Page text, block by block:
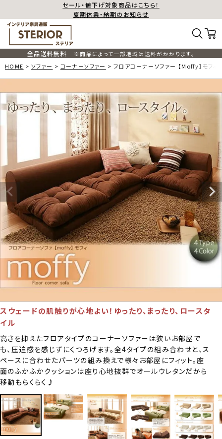
セール・値下げ対象商品はこちら！
夏期休業・納期のお知らせ
全品送料無料
※商品によって一部地域は送料がかかります。
HOME
ソファー コーナーソファー フロアコーナーソファー 【Moffy】モフィ
スウェードの肌触りが心地よい！ゆったり、まったり、ロースタ
イル
高さを抑えたフロアタイプのコーナーソファーは狭いお部屋で
も、圧迫感を感じずにくつろげます。全4タイプの組み合わせと、ス
ペースに合わせたパーツの組み換えで様々お部屋にフィット。座
面のふかふかクッションは座り心地抜群でオールウレタンだから
移動もらくらく♪